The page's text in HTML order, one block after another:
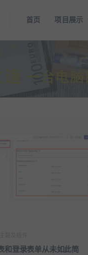
首页 项目展示
和登录表单从未如此简